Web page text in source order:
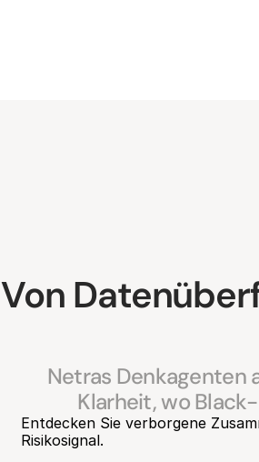
Von
Netras Denkagenten
Klarheit, wo
Entdecken Sie verborgene
Risikosignal.